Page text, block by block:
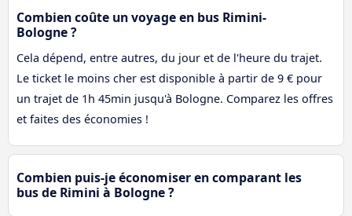
Combien coûte un voyage en bus Rimini-
Bologne ?
Cela dépend, entre autres, du jour et de l'heure du trajet.
Le ticket le moins cher est disponible à partir de 9 € pour
un trajet de 1h 45min jusqu'à Bologne. Comparez les offres
et faites des économies !
Combien puis-je économiser en comparant les
bus de Rimini à Bologne ?